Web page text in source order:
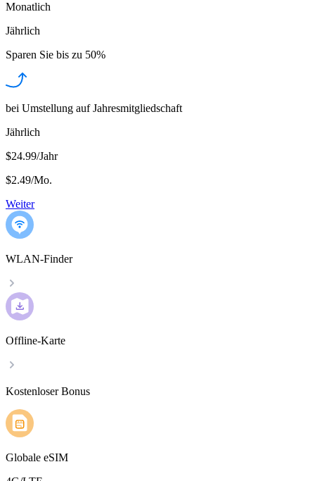
Monatlich
Jährlich
Sparen Sie bis zu 50%
bei Umstellung auf Jahresmitgliedschaft
Jährlich
$24.99/Jahr
$2.49/Mo.
Weiter
WLAN-Finder
Offline-Karte
Kostenloser Bonus
Globale eSIM